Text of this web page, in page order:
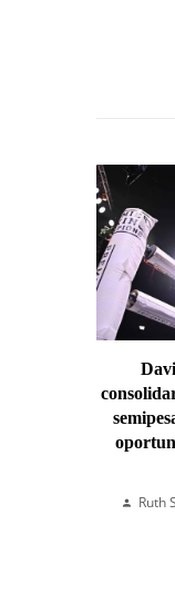
Ruth